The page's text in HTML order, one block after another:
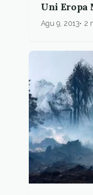
Uni Eropa
Agu 9, 2013 2